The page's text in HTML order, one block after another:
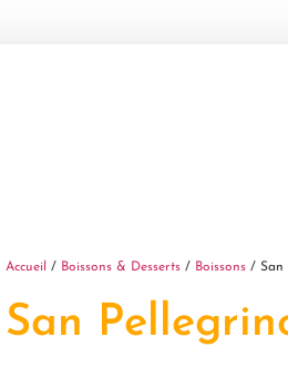
Accueil / Boissons & Desserts/ Boissons/ San
San